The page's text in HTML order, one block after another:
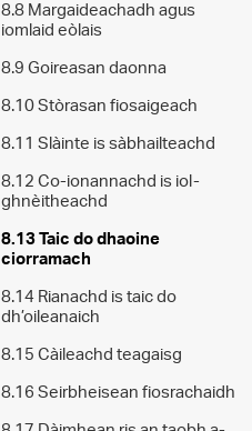
8.8 Margaideachadh agus
iomlaid eòlais
8.9 Goireasan daonna
8.10 Stòrasan fiosaigeach
8.11 Slàinte is sàbhailteachd
8.12 Co-ionannachd is iol-
ghnèitheachd
8.13 Taic do dhaoine
ciorramach
8.14 Rianachd is taic do
dh’oileanaich
8.15 Càileachd teagaisg
8.16 Seirbheisean fiosrachaidh